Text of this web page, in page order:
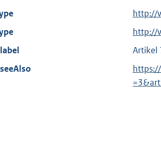
E
x
e
r
n
http://
E
x
e
r
http://
Artikel